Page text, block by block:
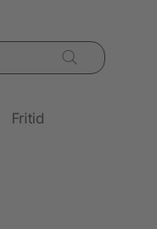
Fritid